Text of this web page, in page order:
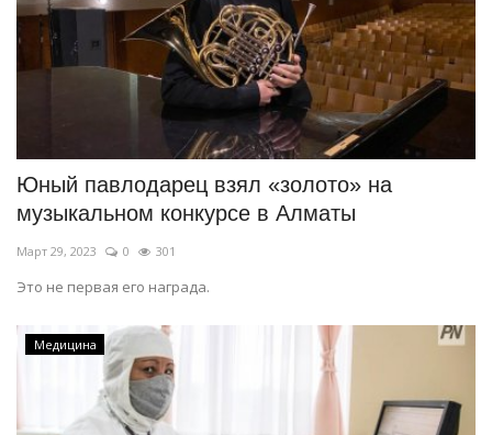
Юный павлодарец взял «золото» на
музыкальном конкурсе в Алматы
Март 29, 2023 0 301
Это не первая его награда.
Медицина